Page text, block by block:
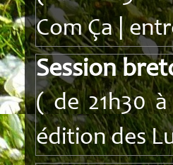
Com Ça |
Session
( de 21h30
édition des